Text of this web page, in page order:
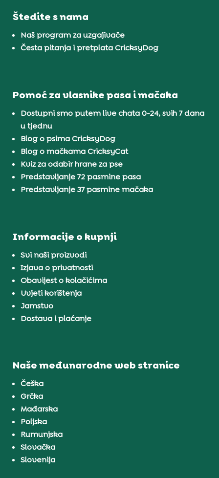
Štedite s nama
Naš program za uzgajivače
Česta pitanja i pretplata CricksyDog
Pomoć za vlasnike pasa i mačaka
Dostupni smo putem live chata 0-24, svih 7 dana
u tjednu
Blog o psima CricksyDog
Blog o mačkama CricksyCat
Kviz za odabir hrane za pse
Predstavljanje 72 pasmine pasa
Predstavljanje 37 pasmine mačaka
Informacije o kupnji
Svi naši proizvodi
Izjava o privatnosti
Obavijest o kolačićima
Uvjeti korištenja
Jamstvo
Dostava i plaćanje
Naše međunarodne web stranice
Češka
Grčka
Mađarska
Poljska
Rumunjska
Slovačka
Slovenija